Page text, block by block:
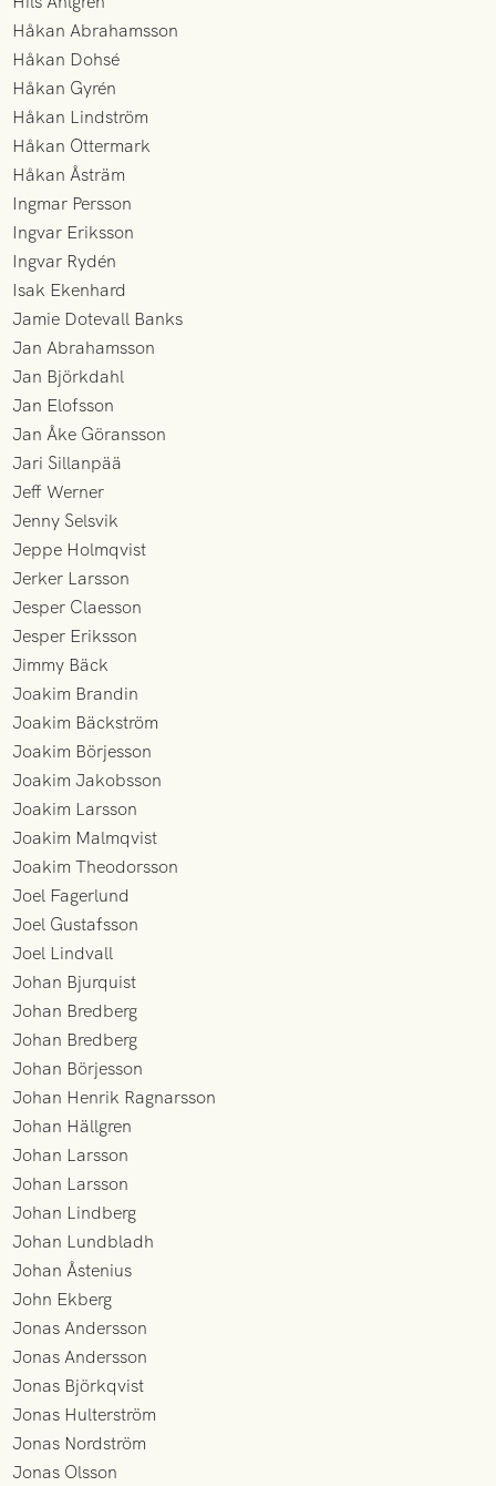
Håkan Abrahamsson
Håkan Dohsé
Håkan Gyrén
Håkan Lindström
Håkan Ottermark
Håkan Åsträm
Ingmar Persson
Ingvar Eriksson
Ingvar Rydén
Isak Ekenhard
Jamie Dotevall Banks
Jan Abrahamsson
Jan Björkdahl
Jan Elofsson
Jan Åke Göransson
Jari Sillanpää
Jeff Werner
Jenny Selsvik
Jeppe Holmqvist
Jerker Larsson
Jesper Claesson
Jesper Eriksson
Jimmy Bäck
Joakim Brandin
Joakim Bäckström
Joakim Börjesson
Joakim Jakobsson
Joakim Larsson
Joakim Malmqvist
Joakim Theodorsson
Joel Fagerlund
Joel Gustafsson
Joel Lindvall
Johan Bjurquist
Johan Bredberg
Johan Bredberg
Johan Börjesson
Johan Henrik Ragnarsson
Johan Hällgren
Johan Larsson
Johan Larsson
Johan Lindberg
Johan Lundbladh
Johan Åstenius
John Ekberg
Jonas Andersson
Jonas Andersson
Jonas Björkqvist
Jonas Hulterström
Jonas Nordström
Jonas Olsson